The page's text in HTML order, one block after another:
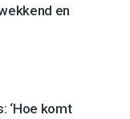
en
‘Hoe komt